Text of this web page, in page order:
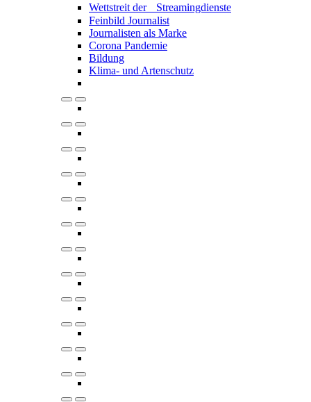
Wettstreit der Streamingdienste
Feinbild Journalist
Journalisten als Marke
Corona Pandemie
Bildung
Klima- und Artenschutz